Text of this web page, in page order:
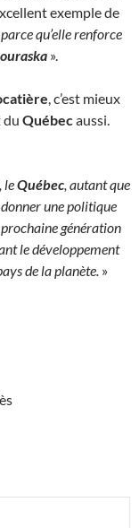
exemple de
parce qu’elle renforce
».
, c’est mieux
du Québecaussi.
leQuébec, autant que
une politique
génération
le développement
de la planète. »